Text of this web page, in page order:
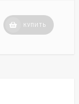
КУПИТЬ